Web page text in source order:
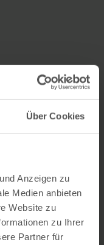
Über Cookies
Anzeigen zu
Medien anbieten
Website zu
zu Ihrer
Partner für